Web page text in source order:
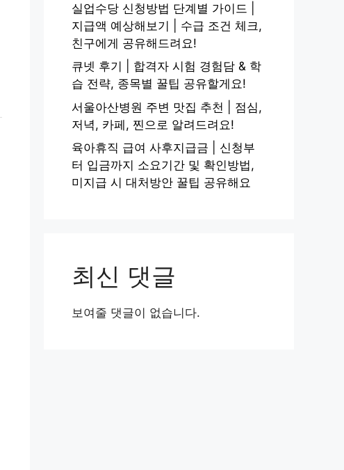
실업수당 신청방법 단계별 가이드 |
지급액 예상해보기 | 수급 조건 체크,
친구에게 공유해드려요!
큐넷 후기 | 합격자 시험 경험담 & 학
습 전략, 종목별 꿀팁 공유할게요!
서울아산병원 주변 맛집 추천 | 점심,
저녁, 카페, 찐으로 알려드려요!
육아휴직 급여 사후지급금 | 신청부
터 입금까지 소요기간 및 확인방법,
미지급 시 대처방안 꿀팁 공유해요
최신 댓글
보여줄 댓글이 없습니다.